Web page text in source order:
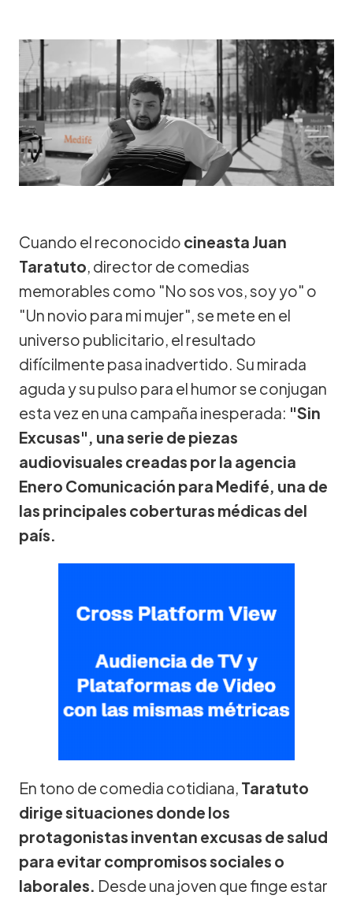
Cuando el reconocido cineasta Juan
Taratuto, director de comedias
memorables como "No sos vos, soy yo" o
"Un novio para mi mujer", se mete en el
universo publicitario, el resultado
difícilmente pasa inadvertido. Su mirada
aguda y su pulso para el humor se conjugan
esta vez en una campaña inesperada: "Sin
Excusas", una serie de piezas
audiovisuales creadas por la agencia
Enero Comunicación para Medifé, una de
las principales coberturas médicas del
país.
En tono de comedia cotidiana, Taratuto
dirige situaciones donde los
protagonistas inventan excusas de salud
para evitar compromisos sociales o
laborales. Desde una joven que finge estar